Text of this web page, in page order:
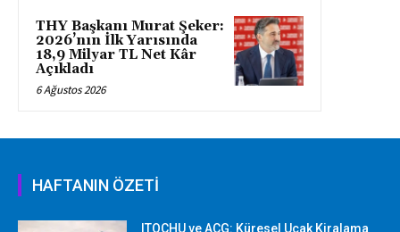
THY Başkanı Murat Şeker:
2026’nın İlk Yarısında
18,9 Milyar TL Net Kâr
Açıkladı
6 Ağustos 2026
HAFTANIN ÖZETİ
ITOCHU ve ACG: Küresel Uçak Kiralama